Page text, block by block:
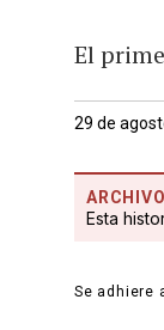
El
29 de
ARCHIVO
Esta
Se adhiere